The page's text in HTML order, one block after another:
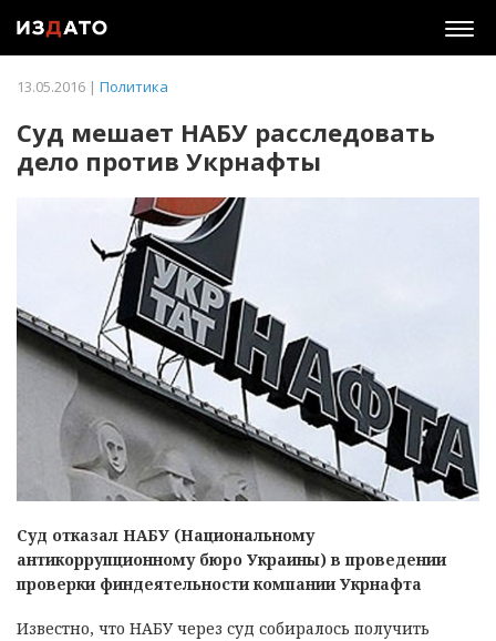
13.05.2016 | Политика
Суд мешает НАБУ расследовать
дело против Укрнафты
Суд отказал НАБУ (Национальному
антикоррупционному бюро Украины) в проведении
проверки финдеятельности компании Укрнафта
Известно, что НАБУ через суд собиралось получить